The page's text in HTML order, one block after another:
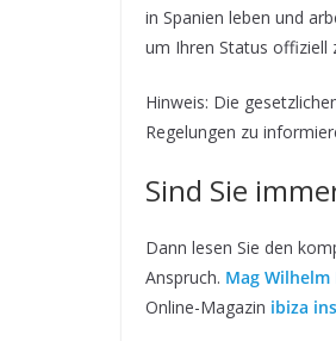
in Spanien leben und
um Ihren Status offiziell
Hinweis: Die
Regelungen zu
Sind Sie
Dann lesen Sie den
Anspruch. Mag
Online-Magazin ibiza